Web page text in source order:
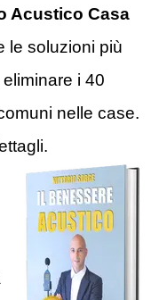
Acustico Casa
le soluzioni più
i 40
nelle case.